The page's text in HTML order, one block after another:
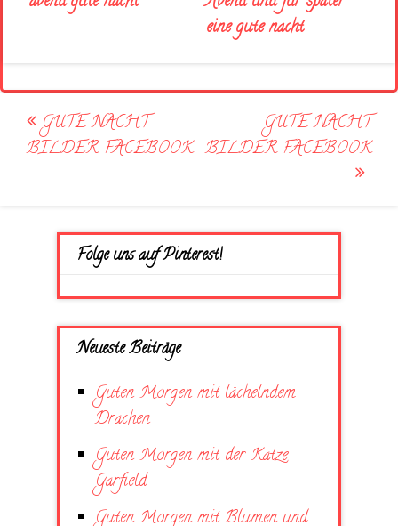
eine gute nacht
Post
navigation
GUTE NACHT
BILDER FACEBOOK
GUTE NACHT
BILDER FACEBOOK
Folge uns auf Pinterest!
Neueste Beiträge
Guten Morgen mit lächelndem
Drachen
Guten Morgen mit der Katze
Garfield
Guten Morgen mit Blumen und